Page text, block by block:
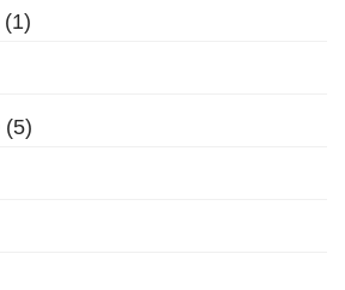
(1)
(5)